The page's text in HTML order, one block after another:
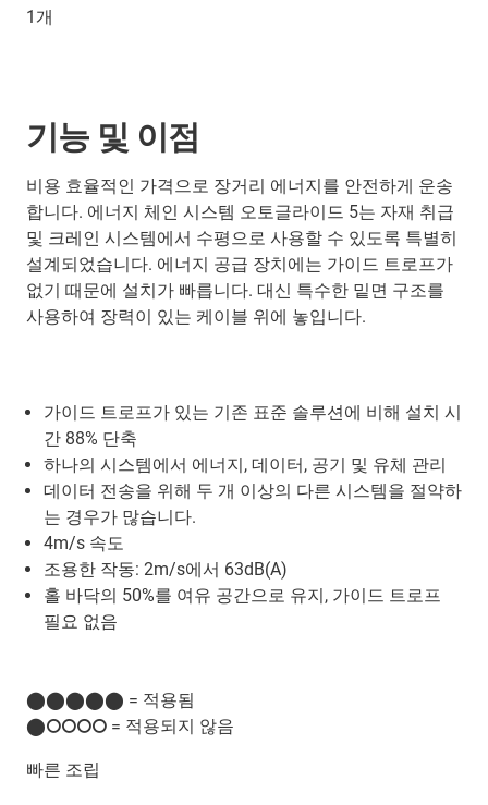
1개
기능 및 이점
비용 효율적인 가격으로 장거리 에너지를 안전하게 운송
합니다. 에너지 체인 시스템 오토글라이드 5는 자재 취급
및 크레인 시스템에서 수평으로 사용할 수 있도록 특별히
설계되었습니다. 에너지 공급 장치에는 가이드 트로프가
없기 때문에 설치가 빠릅니다. 대신 특수한 밑면 구조를
사용하여 장력이 있는 케이블 위에 놓입니다.
가이드 트로프가 있는 기존 표준 솔루션에 비해 설치 시
간 88% 단축
하나의 시스템에서 에너지, 데이터, 공기 및 유체 관리
데이터 전송을 위해 두 개 이상의 다른 시스템을 절약하
는 경우가 많습니다.
4m/s 속도
조용한 작동: 2m/s에서 63dB(A)
홀 바닥의 50%를 여유 공간으로 유지, 가이드 트로프
필요 없음
⬤⬤⬤⬤⬤ = 적용됨
⬤⭘⭘⭘⭘ = 적용되지 않음
빠른 조립